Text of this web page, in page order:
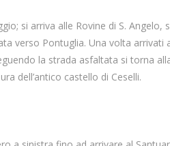
si arriva alle Rovine di S. Angelo,
verso Pontuglia. Una volta arrivati
la strada asfaltata si torna
dell’antico castello di Ceselli.